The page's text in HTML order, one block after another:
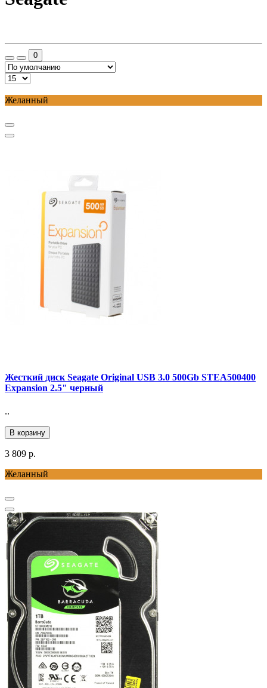
0
Желанный
Жесткий диск Seagate Original USB 3.0 500Gb STEA500400
Expansion 2.5" черный
..
В корзину
3 809 р.
Желанный